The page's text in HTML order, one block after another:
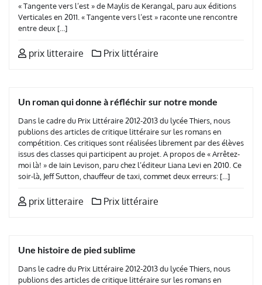
« Tangente vers l’est » de Maylis de Kerangal, paru aux éditions
Verticales en 2011. « Tangente vers l’est » raconte une rencontre
entre deux […]
prix litteraire Prix littéraire
Un roman qui donne à réfléchir sur notre monde
Dans le cadre du Prix Littéraire 2012-2013 du lycée Thiers, nous
publions des articles de critique littéraire sur les romans en
compétition. Ces critiques sont réalisées librement par des élèves
issus des classes qui participent au projet. A propos de « Arrêtez-
moi là! » de Iain Levison, paru chez l’éditeur Liana Levi en 2010. Ce
soir-là, Jeff Sutton, chauffeur de taxi, commet deux erreurs: […]
prix litteraire Prix littéraire
Une histoire de pied sublime
Dans le cadre du Prix Littéraire 2012-2013 du lycée Thiers, nous
publions des articles de critique littéraire sur les romans en